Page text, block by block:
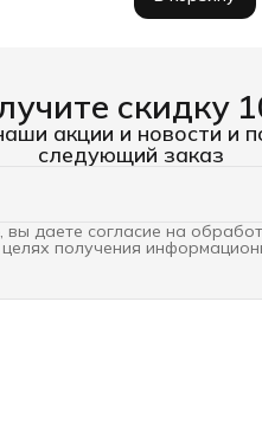
скидку
акции и новости и
следующий заказ
вы даете согласие на
получения